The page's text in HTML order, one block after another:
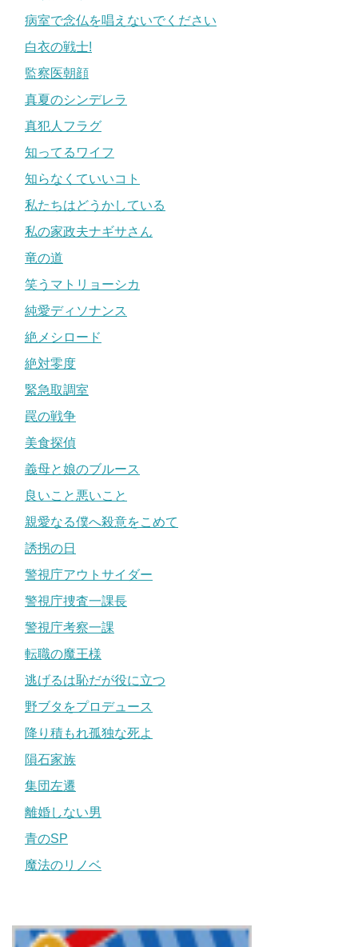
病室で念仏を唱えないでください
白衣の戦士!
監察医朝顔
真夏のシンデレラ
真犯人フラグ
知ってるワイフ
知らなくていいコト
私たちはどうかしている
私の家政夫ナギサさん
竜の道
笑うマトリョーシカ
純愛ディソナンス
絶メシロード
絶対零度
緊急取調室
罠の戦争
美食探偵
義母と娘のブルース
良いこと悪いこと
親愛なる僕へ殺意をこめて
誘拐の日
警視庁アウトサイダー
警視庁捜査一課長
警視庁考察一課
転職の魔王様
逃げるは恥だが役に立つ
野ブタをプロデュース
降り積もれ孤独な死よ
隕石家族
集団左遷
離婚しない男
青のSP
魔法のリノベ